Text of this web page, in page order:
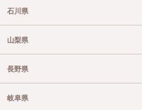
石川県
山梨県
長野県
岐阜県